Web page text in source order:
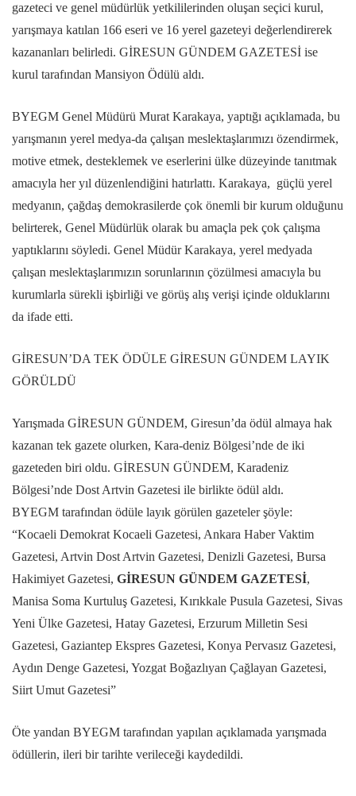
gazeteci ve genel müdürlük yetkililerinden oluşan seçici kurul,
yarışmaya katılan 166 eseri ve 16 yerel gazeteyi değerlendirerek
kazananları belirledi. GİRESUN GÜNDEM GAZETESİ ise
kurul tarafından Mansiyon Ödülü aldı.
BYEGM Genel Müdürü Murat Karakaya, yaptığı açıklamada, bu
yarışmanın yerel medya-da çalışan meslektaşlarımızı özendirmek,
motive etmek, desteklemek ve eserlerini ülke düzeyinde tanıtmak
amacıyla her yıl düzenlendiğini hatırlattı. Karakaya, güçlü yerel
medyanın, çağdaş demokrasilerde çok önemli bir kurum olduğunu
belirterek, Genel Müdürlük olarak bu amaçla pek çok çalışma
yaptıklarını söyledi. Genel Müdür Karakaya, yerel medyada
çalışan meslektaşlarımızın sorunlarının çözülmesi amacıyla bu
kurumlarla sürekli işbirliği ve görüş alış verişi içinde olduklarını
da ifade etti.
GİRESUN’DA TEK ÖDÜLE GİRESUN GÜNDEM LAYIK
GÖRÜLDÜ
Yarışmada GİRESUN GÜNDEM, Giresun’da ödül almaya hak
kazanan tek gazete olurken, Kara-deniz Bölgesi’nde de iki
gazeteden biri oldu. GİRESUN GÜNDEM, Karadeniz
Bölgesi’nde Dost Artvin Gazetesi ile birlikte ödül aldı.
BYEGM tarafından ödüle layık görülen gazeteler şöyle:
“Kocaeli Demokrat Kocaeli Gazetesi, Ankara Haber Vaktim
Gazetesi, Artvin Dost Artvin Gazetesi, Denizli Gazetesi, Bursa
Hakimiyet Gazetesi, GİRESUN GÜNDEM GAZETESİ,
Manisa Soma Kurtuluş Gazetesi, Kırıkkale Pusula Gazetesi, Sivas
Yeni Ülke Gazetesi, Hatay Gazetesi, Erzurum Milletin Sesi
Gazetesi, Gaziantep Ekspres Gazetesi, Konya Pervasız Gazetesi,
Aydın Denge Gazetesi, Yozgat Boğazlıyan Çağlayan Gazetesi,
Siirt Umut Gazetesi”
Öte yandan BYEGM tarafından yapılan açıklamada yarışmada
ödüllerin, ileri bir tarihte verileceği kaydedildi.